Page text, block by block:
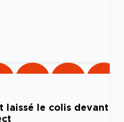
laissé le colis devant